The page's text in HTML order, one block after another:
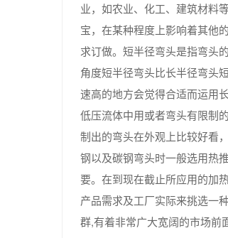
业，如农业、化工、建筑材料
宝，在某种程度上影响着其他
求订做。短半径弯头是指弯头
角度短半径弯头比长半径弯头
速高的地方会觉得合适而运用
低压流体中用或者弯头有限制
制出的弯头在外观上比较好看
钢以及碳钢弯头时一般选用热
要。在到现在截止所应用的加
产品需求及工厂实际来挑选一
群,有着非常广大宽阔的市场前